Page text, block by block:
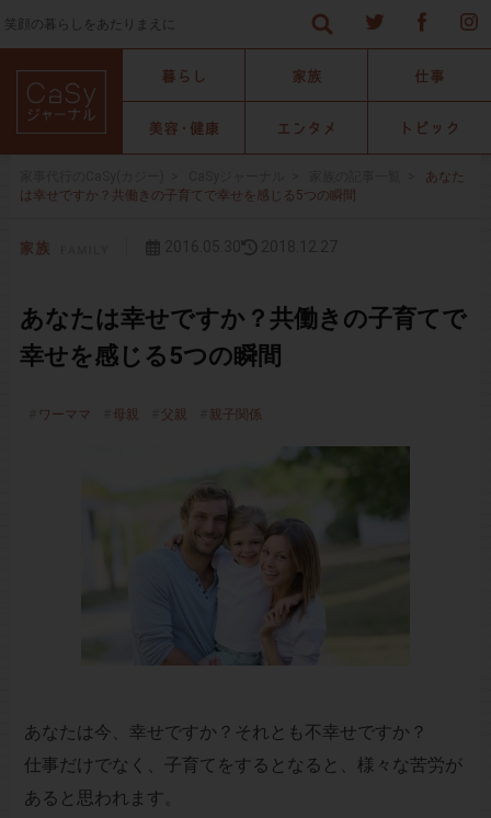
笑顔の暮らしをあたりまえに
あなた
は幸せですか？共働きの子育てで幸せを感じる5つの瞬間
あなたは幸せですか？共働きの子育てで
幸せを感じる5つの瞬間
ワーママ 母親 父親 親子関係
あなたは今、幸せですか？それとも不幸せですか？
仕事だけでなく、子育てをするとなると、様々な苦労が
あると思われます。